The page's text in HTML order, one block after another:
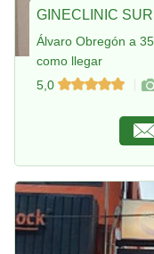
GINECLINIC SUR
Álvaro Obregón a
como llegar
5,0